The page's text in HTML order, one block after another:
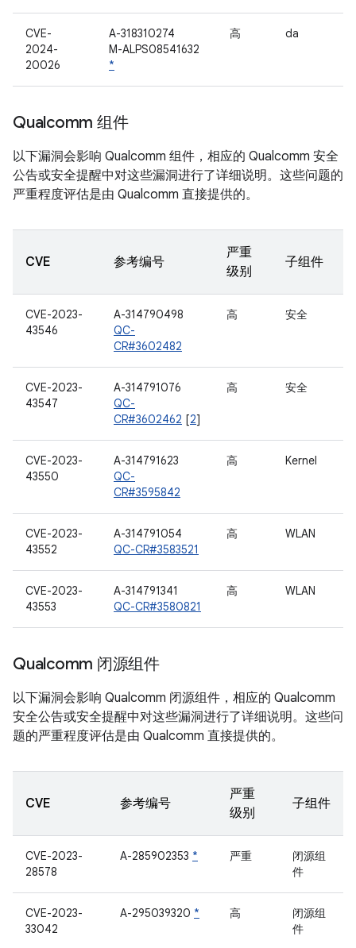
CVE-
2024-
20026
A-318310274
M-ALPS08541632
*
高 da
Qualcomm 组件
以下漏洞会影响 Qualcomm 组件，相应的 Qualcomm 安全
公告或安全提醒中对这些漏洞进行了详细说明。这些问题的
严重程度评估是由 Qualcomm 直接提供的。
CVE 参考编号
严重
级别
子组件
CVE-2023-
43546
A-314790498
QC-
CR#3602482
高 安全
CVE-2023-
43547
A-314791076
QC-
CR#3602462 [2]
高 安全
CVE-2023-
43550
A-314791623
QC-
CR#3595842
高 Kernel
CVE-2023-
43552
A-314791054
QC-CR#3583521
高 WLAN
CVE-2023-
43553
A-314791341
QC-CR#3580821
高 WLAN
Qualcomm 闭源组件
以下漏洞会影响 Qualcomm 闭源组件，相应的 Qualcomm
安全公告或安全提醒中对这些漏洞进行了详细说明。这些问
题的严重程度评估是由 Qualcomm 直接提供的。
CVE 参考编号
严重
级别
子组件
CVE-2023-
28578
A-285902353 * 严重
闭源组
件
CVE-2023-
33042
A-295039320 * 高
闭源组
件